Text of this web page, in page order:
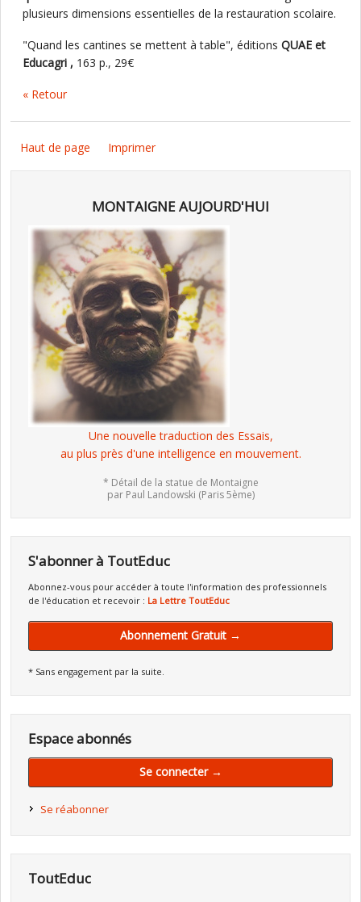
plusieurs dimensions essentielles de la restauration scolaire.
"Quand les cantines se mettent à table", éditions QUAE et
Educagri , 163 p., 29€
« Retour
Haut de page Imprimer
MONTAIGNE AUJOURD'HUI
Une nouvelle traduction des Essais,
au plus près d'une intelligence en mouvement.
* Détail de la statue de Montaigne
par Paul Landowski (Paris 5ème)
S'abonner à ToutEduc
Abonnez-vous pour accéder à toute l'information des professionnels
de l'éducation et recevoir : La Lettre ToutEduc
Abonnement Gratuit →
* Sans engagement par la suite.
Espace abonnés
Se connecter →
Se réabonner
ToutEduc